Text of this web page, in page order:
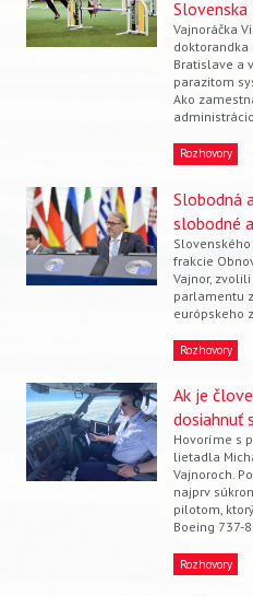
Vyhľadávanie
Slovenska
Vajnoráčka
doktorandka
Bratislave a
parazitom
Ako
Rozhovory
Slobodná
slobodné
frakcie
Vajnor,
parlamentu
európskeho
Rozhovory
Ak je
dosiahnuť
Hovoríme s
lietadla
Vajnoroch.
najprv
pilotom,
Boeing 737-
Rozhovory